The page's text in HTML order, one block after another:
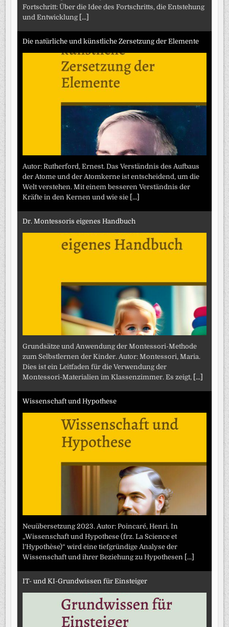
Fortschritt: Über die Idee des Fortschritts, die Entstehung
und Entwicklung [...]
Die natürliche und künstliche Zersetzung der Elemente
Autor: Rutherford, Ernest. Das Verständnis des Aufbaus
der Atome und der Atomkerne ist entscheidend, um die
Welt verstehen. Mit einem besseren Verständnis der
Kräfte in den Kernen und wie sie [...]
Dr. Montessoris eigenes Handbuch
Grundsätze und Anwendung der Montessori-Methode
zum Selbstlernen der Kinder. Autor: Montessori, Maria.
Dies ist ein Leitfaden für die Verwendung der
Montessori-Materialien im Klassenzimmer. Es zeigt, [...]
Wissenschaft und Hypothese
Neuübersetzung 2023. Autor: Poincaré, Henri. In
„Wissenschaft und Hypothese (frz. La Science et
l’Hypothèse)“ wird eine tiefgründige Analyse der
Wissenschaft und ihrer Beziehung zu Hypothesen [...]
IT- und KI-Grundwissen für Einsteiger